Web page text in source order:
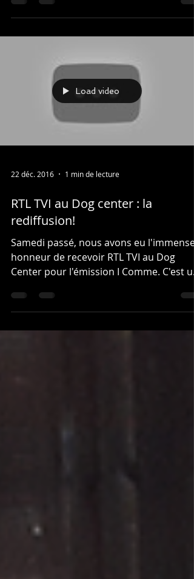
Load video
22 déc. 2016 1 min de lecture
RTL TVI au Dog center : la
rediffusion!
Samedi passé, nous avons eu l'immense
honneur de recevoir RTL TVI au Dog
Center pour l'émission I Comme. C'est un